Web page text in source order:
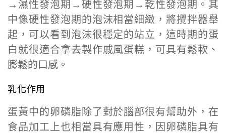
→濕性發泡期→硬性發泡期→乾性發泡期。其
中像硬性發泡期的泡沫相當細緻，將攪拌器舉
起，可以看到泡沫很穩定的站立，這時期的蛋
白就很適合拿去製作戚風蛋糕，可具有鬆軟、
膨鬆的口感。
乳化作用
蛋黃中的卵磷脂除了對於腦部很有幫助外，在
食品加工上也相當具有應用性，因卵磷脂具有